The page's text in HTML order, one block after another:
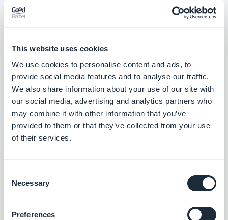
This website uses cookies
We use cookies to personalise content and ads, to
provide social media features and to analyse our traffic.
We also share information about your use of our site with
our social media, advertising and analytics partners who
may combine it with other information that you’ve
provided to them or that they’ve collected from your use
of their services.
Selection
Necessary
Preferences
3/ Aplicativos de notícias especializados